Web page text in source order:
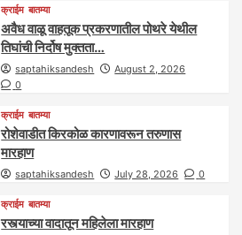
क्राईम बातम्या
अवैध वाळू वाहतूक प्रकरणातील पोथरे येथील
तिघांची निर्दोष मुक्तता…
saptahiksandesh
August 2, 2026
0
क्राईम बातम्या
रोशेवाडीत किरकोळ कारणावरून तरुणास
मारहाण
saptahiksandesh July 28, 2026 0
क्राईम बातम्या
रस्त्याच्या वादातून महिलेला मारहाण